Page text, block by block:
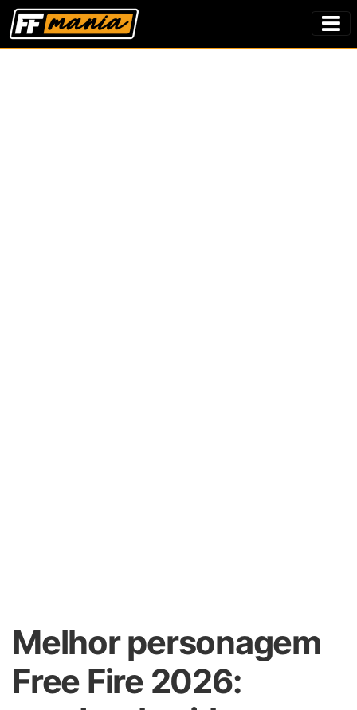
Melhor personagem
Free Fire 2026: